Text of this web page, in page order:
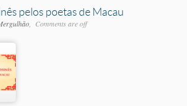
pelos poetas de Macau
Comments are off